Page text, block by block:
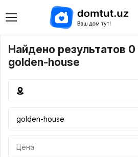
Найдено результатов 0
golden-house
Цена